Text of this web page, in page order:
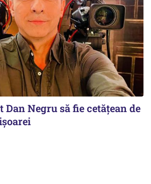
Dan Negru să fie cetățean de